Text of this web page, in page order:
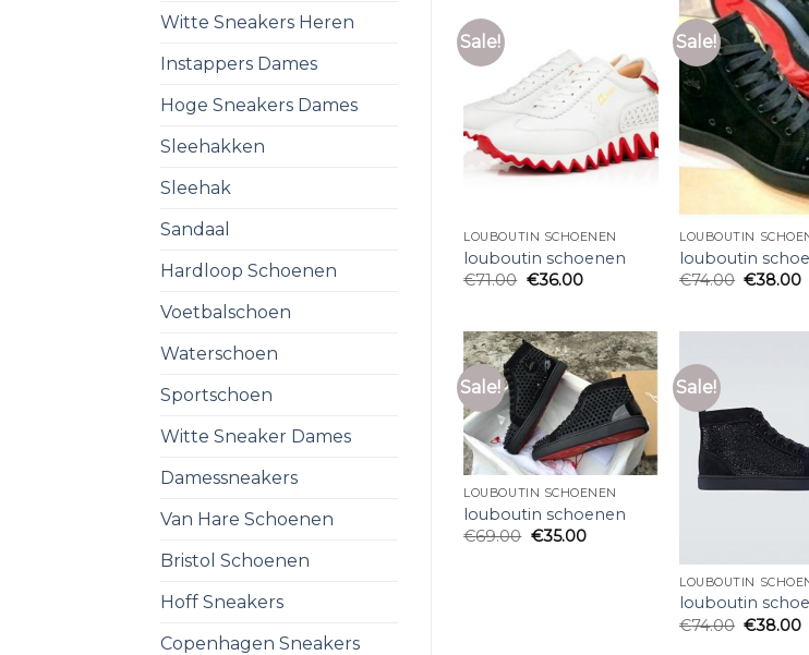
Witte Sneakers Heren
Instappers Dames
Hoge Sneakers Dames
Sleehakken
Sleehak
Sandaal
Hardloop Schoenen
Voetbalschoen
Waterschoen
Sportschoen
Witte Sneaker Dames
Damessneakers
Van Hare Schoenen
Bristol Schoenen
Hoff Sneakers
Copenhagen Sneakers
Sale!
LOUBOUTIN SCHOENEN
louboutin schoenen
€71.00 €36.00
Sale!
LOUBOUTIN
louboutin
€74.00 €38.00
Sale!
LOUBOUTIN SCHOENEN
louboutin schoenen
€69.00 €35.00
Sale!
LOUBOUTIN
louboutin
€74.00 €38.00